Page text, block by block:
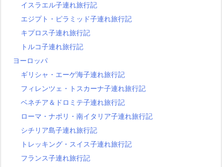
イスラエル子連れ旅行記
エジプト・ピラミッド子連れ旅行記
キプロス子連れ旅行記
トルコ子連れ旅行記
ヨーロッパ
ギリシャ・エーゲ海子連れ旅行記
フィレンツェ・トスカーナ子連れ旅行記
ベネチア＆ドロミテ子連れ旅行記
ローマ・ナポリ・南イタリア子連れ旅行記
シチリア島子連れ旅行記
トレッキング・スイス子連れ旅行記
フランス子連れ旅行記